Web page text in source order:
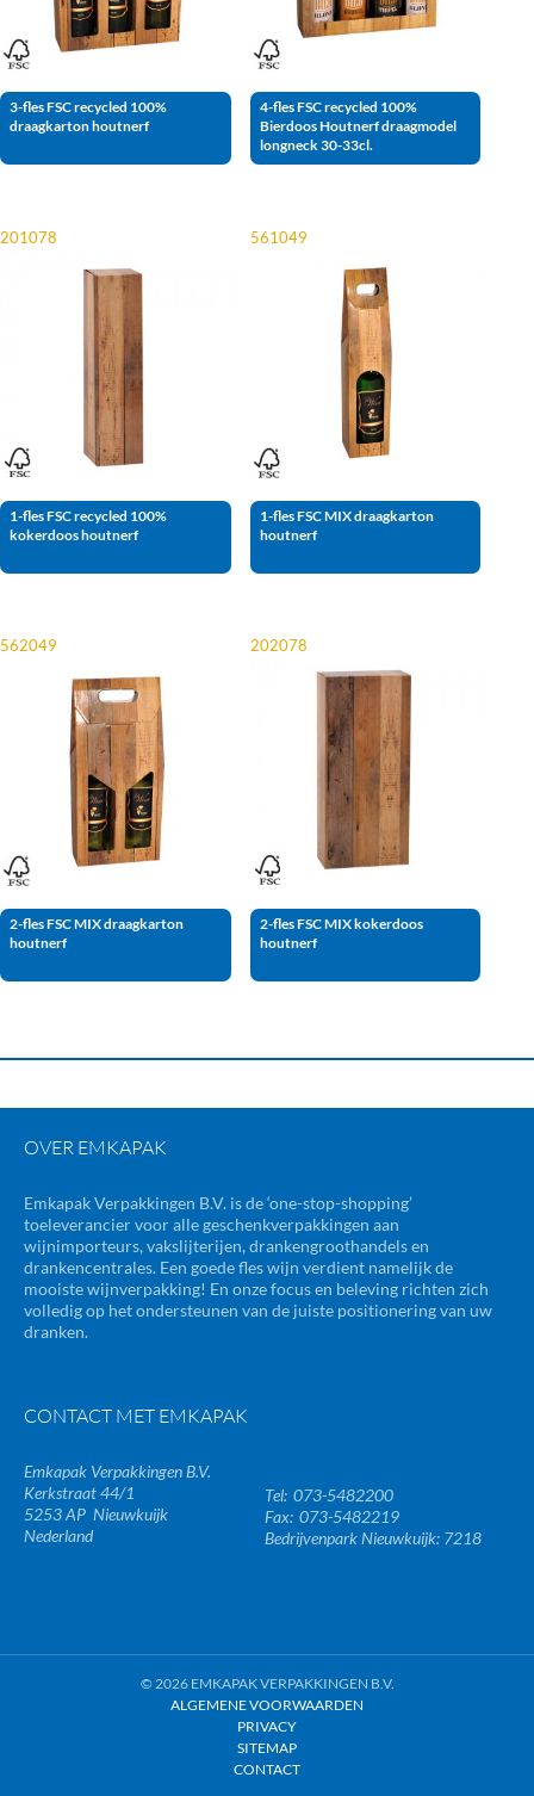
3-fles FSC recycled 100%
draagkarton houtnerf
4-fles FSC recycled 100%
Bierdoos Houtnerf draagmodel
longneck 30-33cl.
201078
1-fles FSC recycled 100%
kokerdoos houtnerf
561049
1-fles FSC MIX draagkarton
houtnerf
562049
2-fles FSC MIX draagkarton
houtnerf
202078
2-fles FSC MIX kokerdoos
houtnerf
OVER EMKAPAK
Emkapak Verpakkingen B.V. is de ‘one-stop-shopping’
toeleverancier voor alle geschenkverpakkingen aan
wijnimporteurs, vakslijterijen, drankengroothandels en
drankencentrales. Een goede fles wijn verdient namelijk de
mooiste wijnverpakking! En onze focus en beleving richten zich
volledig op het ondersteunen van de juiste positionering van uw
dranken.
CONTACT MET EMKAPAK
Emkapak Verpakkingen B.V.
Kerkstraat 44/1
5253 AP Nieuwkuijk
Nederland
073-5482200
073-5482219
Bedrijvenpark Nieuwkuijk: 7218
© 2026 EMKAPAK VERPAKKINGEN B.V.
ALGEMENE VOORWAARDEN
PRIVACY
SITEMAP
CONTACT